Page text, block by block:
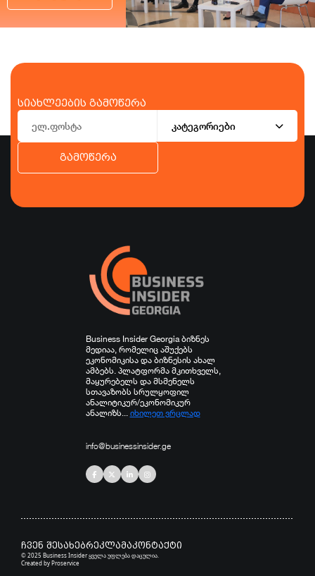
სიახლეების გამოწერა
კატეგორიები
გამოწერა
Business Insider Georgia ბიზნეს
მედიაა, რომელიც აშუქებს
ეკონომიკისა და ბიზნესის ახალ
ამბებს. პლატფორმა მკითხველს,
მაყურებელს და მსმენელს
სთავაზობს სრულყოფილ
ანალიტიკურ/ეკონომიკურ
ანალიზს... იხილეთ ვრცლად
info@businessinsider.ge
ჩვენ შესახებრეკლამაკონტაქტი
© 2025 Business Insider ყველა უფლება დაცულია.
Created byProservice